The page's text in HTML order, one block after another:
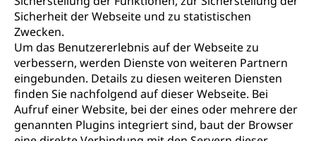
Sicherheit der Webseite und zu statistischen
Zwecken.
Um das Benutzererlebnis auf der Webseite zu
verbessern, werden Dienste von weiteren Partnern
eingebunden. Details zu diesen weiteren Diensten
finden Sie nachfolgend auf dieser Webseite. Bei
Aufruf einer Website, bei der eines oder mehrere der
genannten Plugins integriert sind, baut der Browser